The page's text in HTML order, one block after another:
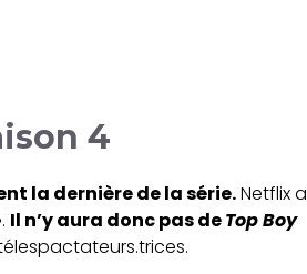
4
la dernière de la série.Netflix a
Il n’y aura donc pas deTop Boy